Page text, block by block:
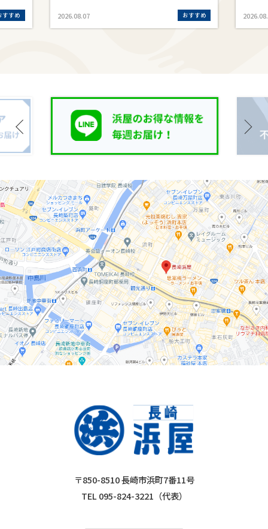
すすめ 2026.08.07 おすすめ
〒850-8510 長崎市浜町7番11号
TEL 095-824-3221（代表）